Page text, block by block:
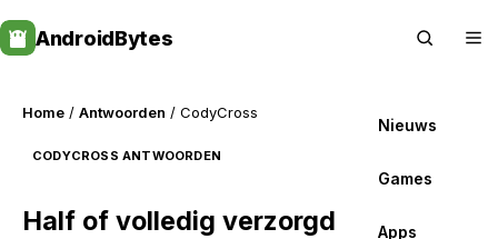
to
content
AndroidBytes
Nieuws
Games
Apps
Home / Antwoorden / CodyCross
CODYCROSS ANTWOORDEN
Half of volledig verzorgd